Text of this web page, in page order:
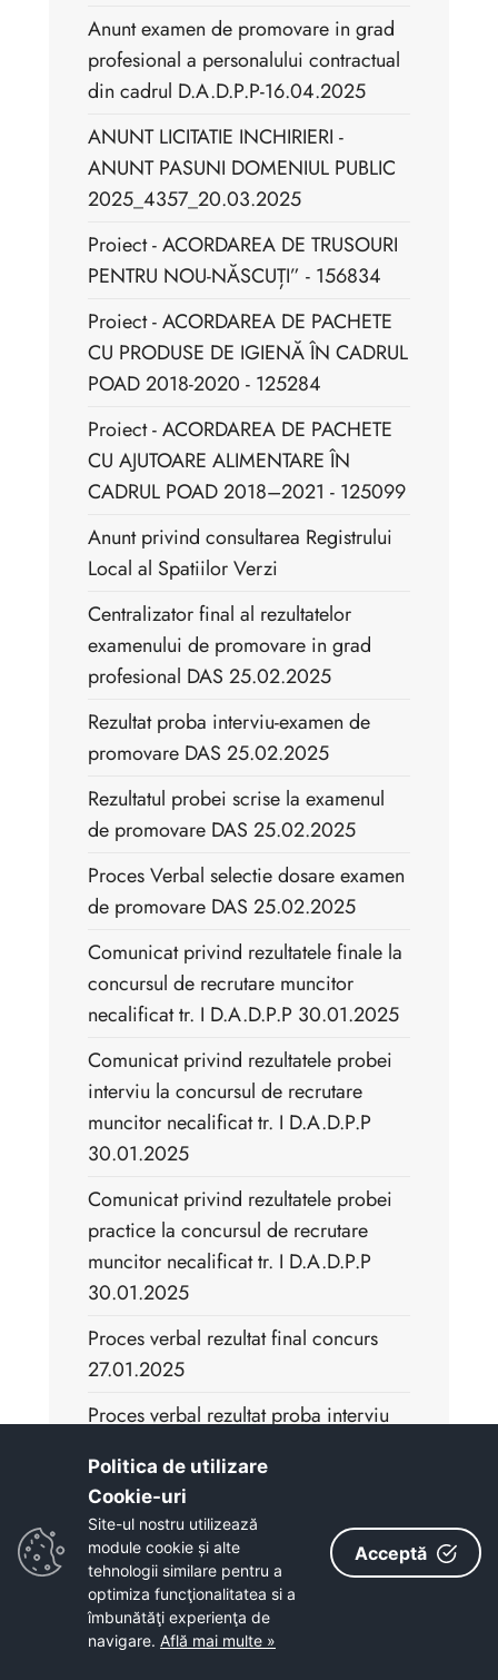
Anunt examen de promovare in grad
profesional a personalului contractual
din cadrul D.A.D.P.P-16.04.2025
ANUNT LICITATIE INCHIRIERI -
ANUNT PASUNI DOMENIUL PUBLIC
2025_4357_20.03.2025
Proiect - ACORDAREA DE TRUSOURI
PENTRU NOU-NĂSCUȚI” - 156834
Proiect - ACORDAREA DE PACHETE
CU PRODUSE DE IGIENĂ ÎN CADRUL
POAD 2018-2020 - 125284
Proiect - ACORDAREA DE PACHETE
CU AJUTOARE ALIMENTARE ÎN
CADRUL POAD 2018–2021 - 125099
Anunt privind consultarea Registrului
Local al Spatiilor Verzi
Centralizator final al rezultatelor
examenului de promovare in grad
profesional DAS 25.02.2025
Rezultat proba interviu-examen de
promovare DAS 25.02.2025
Rezultatul probei scrise la examenul
de promovare DAS 25.02.2025
Proces Verbal selectie dosare examen
de promovare DAS 25.02.2025
Comunicat privind rezultatele finale la
concursul de recrutare muncitor
necalificat tr. I D.A.D.P.P 30.01.2025
Comunicat privind rezultatele probei
interviu la concursul de recrutare
muncitor necalificat tr. I D.A.D.P.P
30.01.2025
Comunicat privind rezultatele probei
practice la concursul de recrutare
muncitor necalificat tr. I D.A.D.P.P
30.01.2025
Proces verbal rezultat final concurs
27.01.2025
Proces verbal rezultat proba interviu
Proces verbal rezultat final concurs
28.01.2025
Proces verbal rezultat proba interviu
concurs 28.01.2025
Varianta 2-barem de corectare
Politica de utilizare
Cookie-uri‎
Site-ul nostru utilizează
module cookie și alte
tehnologii similare pentru a
optimiza funcţionalitatea si a
îmbunătăţi experienţa de
navigare. Află mai multe »
Acceptă